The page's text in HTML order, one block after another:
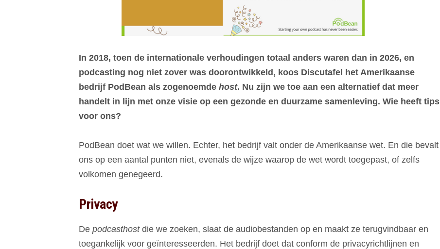
In 2018, toen de internationale verhoudingen totaal anders waren dan in 2026, en
podcasting nog niet zover was doorontwikkeld, koos Discutafel het Amerikaanse
bedrijf PodBean als zogenoemde host. Nu zijn we toe aan een alternatief dat meer
handelt in lijn met onze visie op een gezonde en duurzame samenleving. Wie heeft tips
voor ons?
PodBean doet wat we willen. Echter, het bedrijf valt onder de Amerikaanse wet. En die bevalt
ons op een aantal punten niet, evenals de wijze waarop de wet wordt toegepast, of zelfs
volkomen genegeerd.
Privacy
De podcasthostdie we zoeken, slaat de audiobestanden op en maakt ze terugvindbaar en
toegankelijk voor geïnteresseerden. Het bedrijf doet dat conform de privacyrichtlijnen en